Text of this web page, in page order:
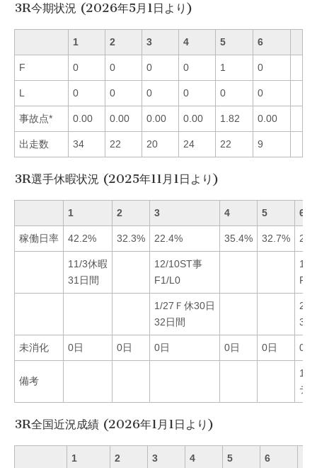
3R今期状況 (2026年5月1日より)
1 2 3 4 5 6
F 0 0 0 0 1 0
L 0 0 0 0 0 0
事故点* 0.00 0.00 0.00 0.00 1.82 0.00
出走数 34 22 20 24 22 9
3R選手休暇状況 (2025年11月1日より)
1 2 3 4 5 6
稼働日率 42.2% 32.3% 22.4% 35.4% 32.7%
11/3休暇
31日間
12/10ST事
F1/L0
1/
F1/
1/27Ｆ休30日
32日間
2/
31
未消化 0日 0日 0日 0日 0日 0日
備考
11/
デ
3R全国近況成績 (2026年1月1日より)
1 2 3 4 5 6